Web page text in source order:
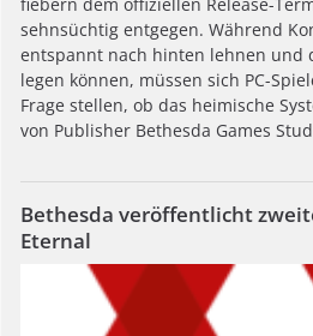
sehnsüchtig entgegen. Während
entspannt nach hinten lehnen und
legen können, müssen sich PC-
Frage stellen, ob das heimische
von Publisher Bethesda Games
Bethesda veröffentlicht
Eternal